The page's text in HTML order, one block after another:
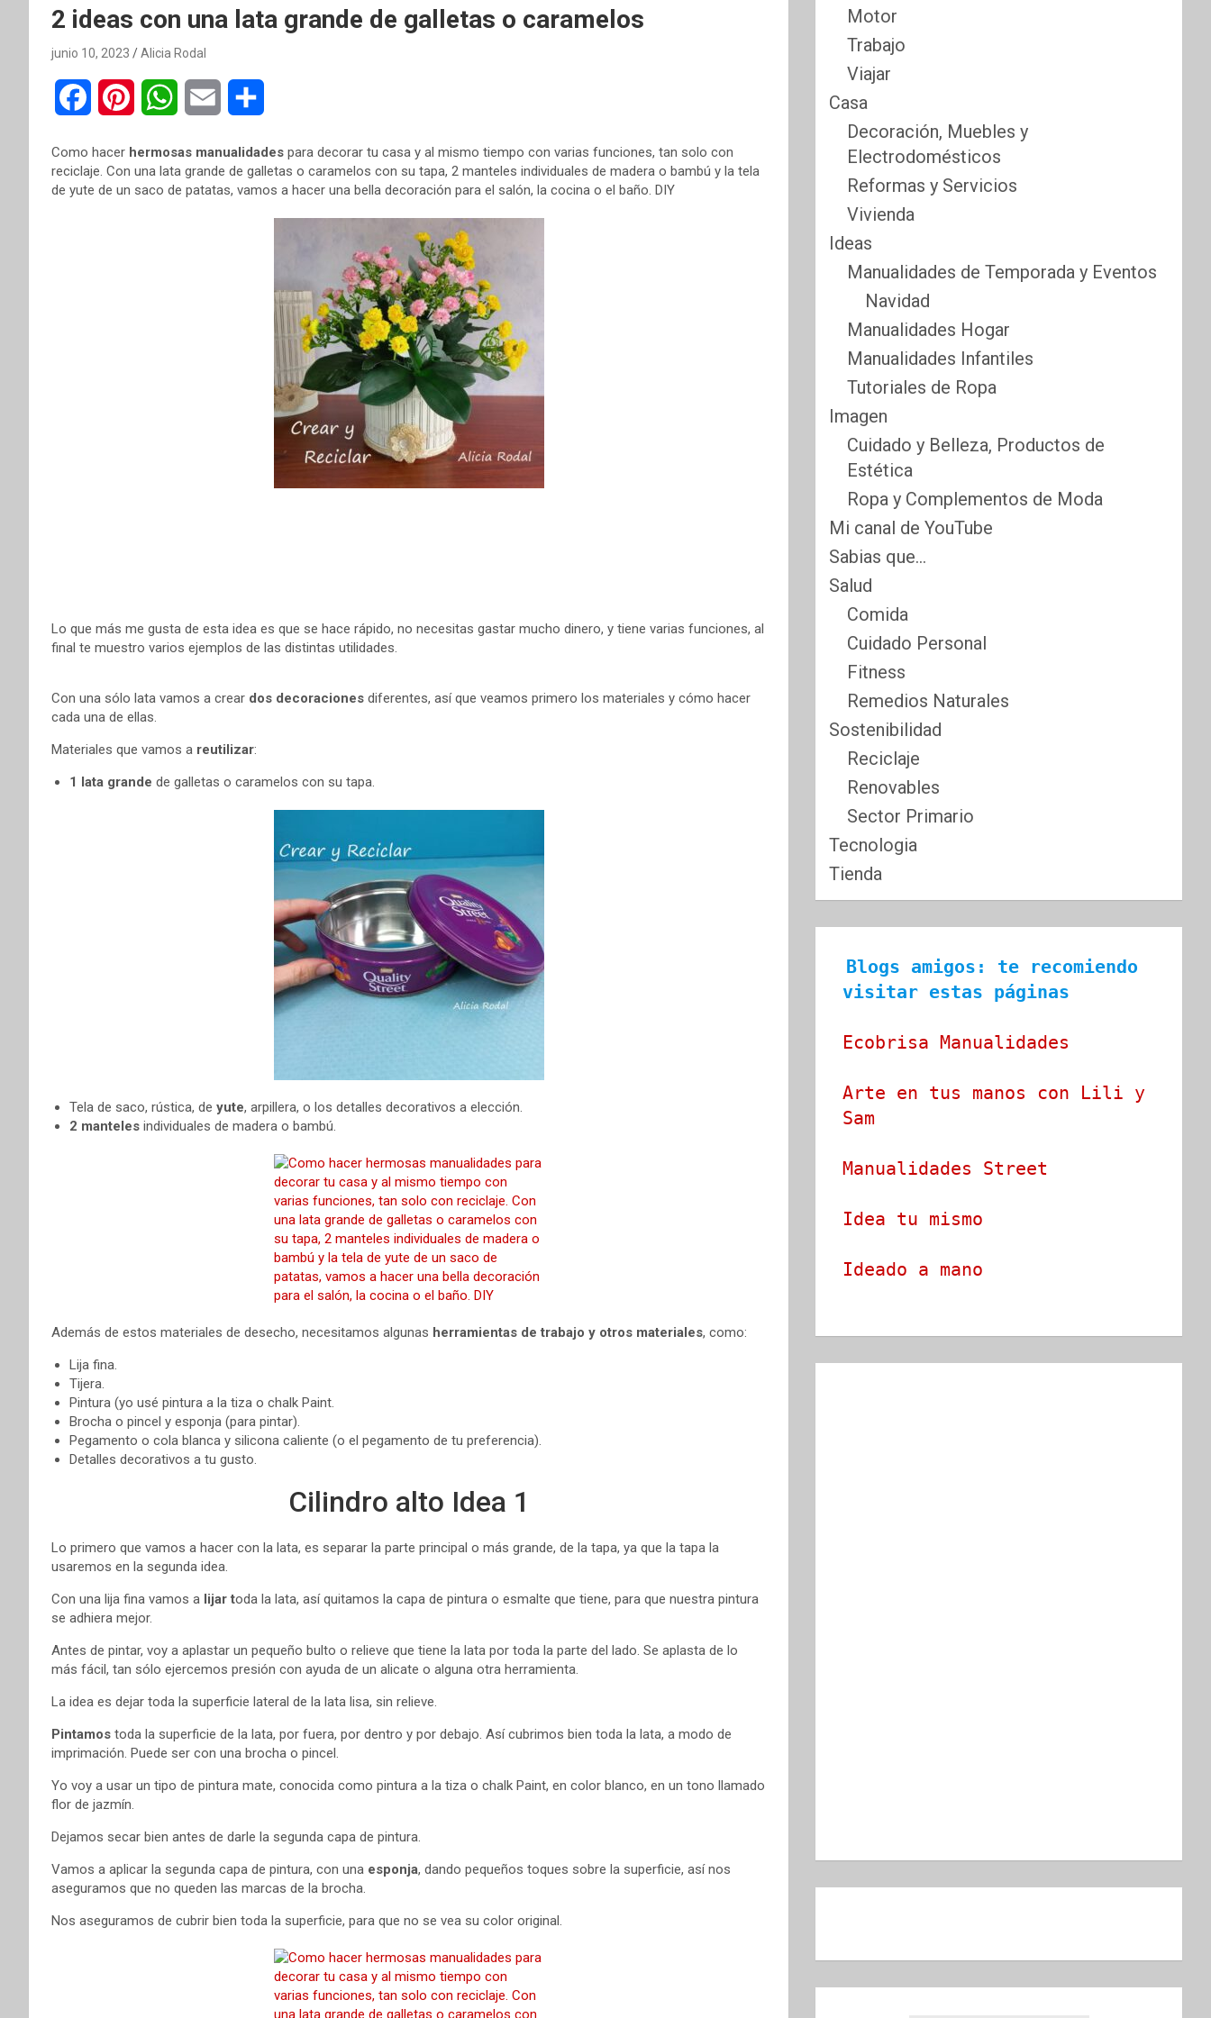
2 ideas con una lata grande de galletas o caramelos
junio 10, 2023 Alicia Rodal
c n a a m
Como hacer hermosas manualidades para decorar tu casa y al mismo tiempo con varias funciones, tan solo con
reciclaje. Con una lata grande de galletas o caramelos con su tapa, 2 manteles individuales de madera o bambú y la tela
de yute de un saco de patatas, vamos a hacer una bella decoración para el salón, la cocina o el baño. DIY
Lo que más me gusta de esta idea es que se hace rápido, no necesitas gastar mucho dinero, y tiene varias funciones, al
final te muestro varios ejemplos de las distintas utilidades.
Con una sólo lata vamos a crear dos decoraciones diferentes, así que veamos primero los materiales y cómo hacer
cada una de ellas.
Materiales que vamos a reutilizar:
1 lata grande de galletas o caramelos con su tapa.
Tela de saco, rústica, de yute, arpillera, o los detalles decorativos a elección.
2 manteles individuales de madera o bambú.
Además de estos materiales de desecho, necesitamos algunas herramientas de trabajo y otros materiales, como:
Lija fina.
Tijera.
Pintura (yo usé pintura a la tiza o chalk Paint.
Brocha o pincel y esponja (para pintar).
Pegamento o cola blanca y silicona caliente (o el pegamento de tu preferencia).
Detalles decorativos a tu gusto.
Cilindro alto Idea 1
Lo primero que vamos a hacer con la lata, es separar la parte principal o más grande, de la tapa, ya que la tapa la
usaremos en la segunda idea.
Con una lija fina vamos a lijar toda la lata, así quitamos la capa de pintura o esmalte que tiene, para que nuestra pintura
se adhiera mejor.
Antes de pintar, voy a aplastar un pequeño bulto o relieve que tiene la lata por toda la parte del lado. Se aplasta de lo
más fácil, tan sólo ejercemos presión con ayuda de un alicate o alguna otra herramienta.
La idea es dejar toda la superficie lateral de la lata lisa, sin relieve.
Pintamos toda la superficie de la lata, por fuera, por dentro y por debajo. Así cubrimos bien toda la lata, a modo de
imprimación. Puede ser con una brocha o pincel.
Yo voy a usar un tipo de pintura mate, conocida como pintura a la tiza o chalk Paint, en color blanco, en un tono llamado
flor de jazmín.
Dejamos secar bien antes de darle la segunda capa de pintura.
Vamos a aplicar la segunda capa de pintura, con una esponja, dando pequeños toques sobre la superficie, así nos
aseguramos que no queden las marcas de la brocha.
Nos aseguramos de cubrir bien toda la superficie, para que no se vea su color original.
Motor
Trabajo
Viajar
Casa
Decoración, Muebles y
Electrodomésticos
Reformas y Servicios
Vivienda
Ideas
Manualidades de Temporada y Eventos
Navidad
Manualidades Hogar
Manualidades Infantiles
Tutoriales de Ropa
Imagen
Cuidado y Belleza, Productos de
Estética
Ropa y Complementos de Moda
Mi canal de YouTube
Sabias que…
Salud
Comida
Cuidado Personal
Fitness
Remedios Naturales
Sostenibilidad
Reciclaje
Renovables
Sector Primario
Tecnologia
Tienda
Blogs amigos: te recomiendo
visitar estas páginas
Ecobrisa Manualidades
Arte en tus manos con Lili y
Sam
Manualidades Street
Idea tu mismo
Ideado a mano